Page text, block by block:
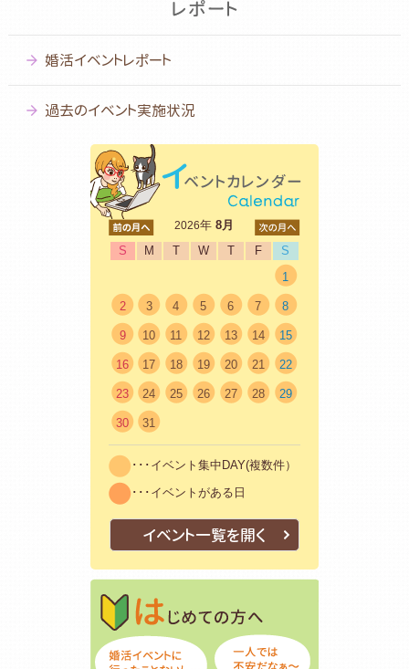
婚活イベントレポート
過去のイベント実施状況
2026年8月
S
M T W T F
S
1
2 3 4 5 6 7 8
9 10 11 12 13 14 15
16 17 18 19 20 21 22
23 24 25 26 27 28 29
30 31
･･･イベント集中DAY(複数件）
･･･イベントがある日
イベント一覧を開く
はじめての方